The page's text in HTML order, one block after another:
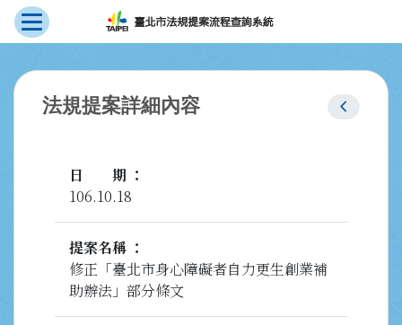
跳到主要內容
展開選單
法規提案詳細內容 chevron_left
日期
106.10.18
提案名稱
修正「臺北市身心障礙者自力更生創業補
助辦法」部分條文